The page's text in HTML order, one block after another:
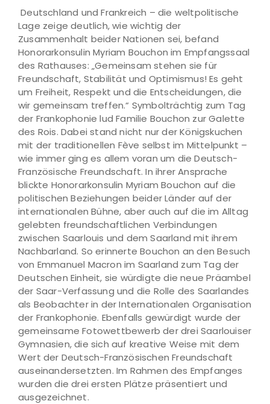
Deutschland und Frankreich – die weltpolitische
Lage zeige deutlich, wie wichtig der
Zusammenhalt beider Nationen sei, befand
Honorarkonsulin Myriam Bouchon im Empfangssaal
des Rathauses: „Gemeinsam stehen sie für
Freundschaft, Stabilität und Optimismus! Es geht
um Freiheit, Respekt und die Entscheidungen, die
wir gemeinsam treffen.“ Symbolträchtig zum Tag
der Frankophonie lud Familie Bouchon zur Galette
des Rois. Dabei stand nicht nur der Königskuchen
mit der traditionellen Fève selbst im Mittelpunkt –
wie immer ging es allem voran um die Deutsch-
Französische Freundschaft. In ihrer Ansprache
blickte Honorarkonsulin Myriam Bouchon auf die
politischen Beziehungen beider Länder auf der
internationalen Bühne, aber auch auf die im Alltag
gelebten freundschaftlichen Verbindungen
zwischen Saarlouis und dem Saarland mit ihrem
Nachbarland. So erinnerte Bouchon an den Besuch
von Emmanuel Macron im Saarland zum Tag der
Deutschen Einheit, sie würdigte die neue Präambel
der Saar-Verfassung und die Rolle des Saarlandes
als Beobachter in der Internationalen Organisation
der Frankophonie. Ebenfalls gewürdigt wurde der
gemeinsame Fotowettbewerb der drei Saarlouiser
Gymnasien, die sich auf kreative Weise mit dem
Wert der Deutsch-Französischen Freundschaft
auseinandersetzten. Im Rahmen des Empfanges
wurden die drei ersten Plätze präsentiert und
ausgezeichnet.